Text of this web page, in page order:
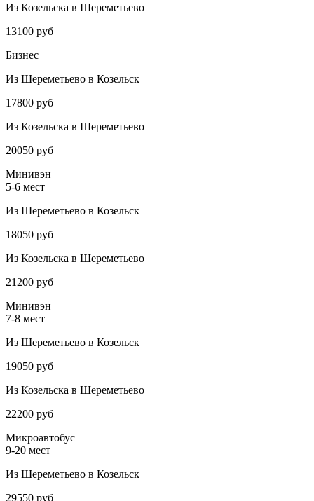
Из Козельска в Шереметьево
13100 руб
Бизнес
Из Шереметьево в Козельск
17800 руб
Из Козельска в Шереметьево
20050 руб
Минивэн
5-6 мест
Из Шереметьево в Козельск
18050 руб
Из Козельска в Шереметьево
21200 руб
Минивэн
7-8 мест
Из Шереметьево в Козельск
19050 руб
Из Козельска в Шереметьево
22200 руб
Микроавтобус
9-20 мест
Из Шереметьево в Козельск
29550 руб